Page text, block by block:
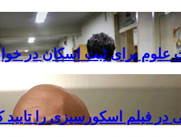
علوم برای ثبت اسکان در
فیلم اسکورسیزی را تایید